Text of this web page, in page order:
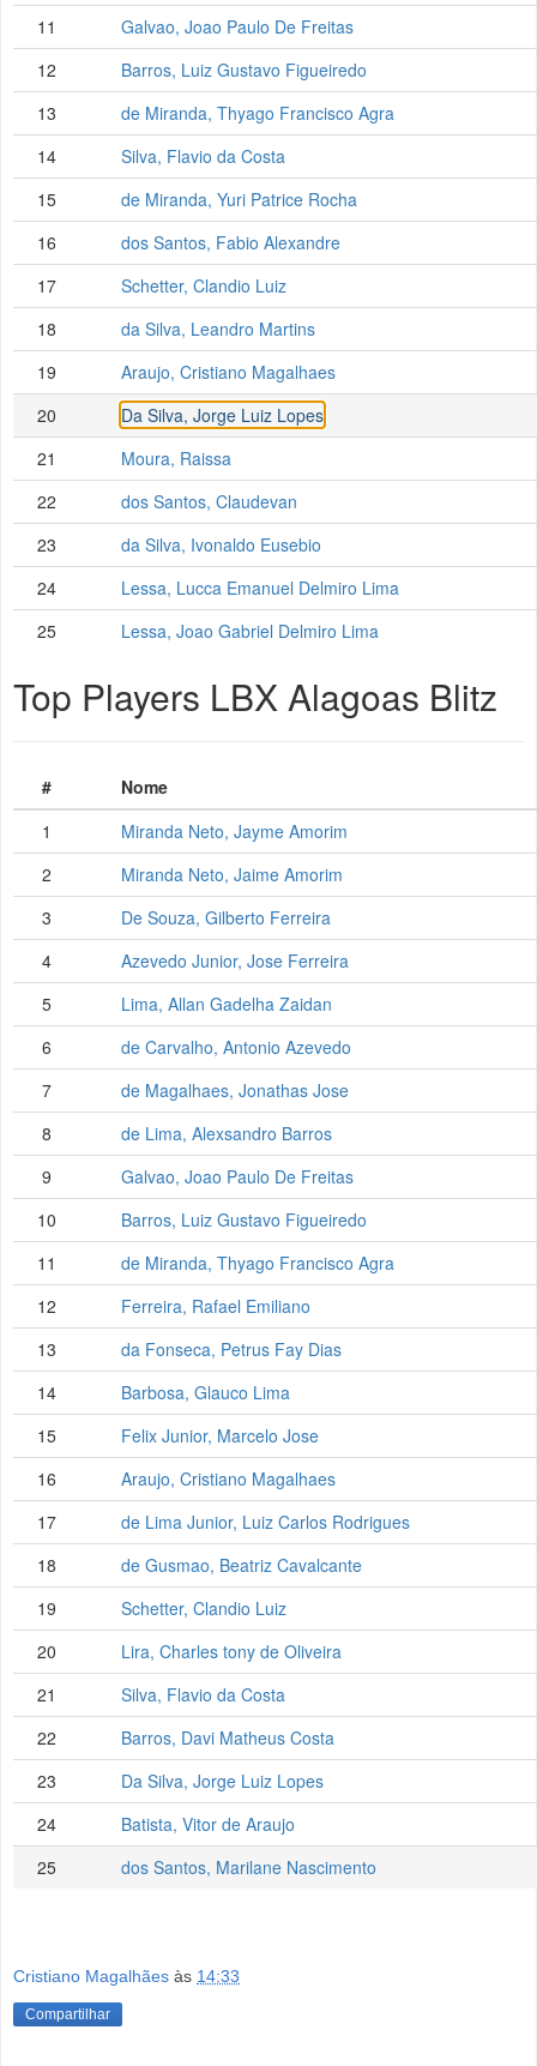
11
Galvao, Joao Paulo De Freitas
12
Barros, Luiz Gustavo Figueiredo
13
de Miranda, Thyago Francisco Agra
14
Silva, Flavio da Costa
15
de Miranda, Yuri Patrice Rocha
16
dos Santos, Fabio Alexandre
17
Schetter, Clandio Luiz
18
da Silva, Leandro Martins
19
Araujo, Cristiano Magalhaes
20
Da Silva, Jorge Luiz Lopes
21
Moura, Raissa
22
dos Santos, Claudevan
23
da Silva, Ivonaldo Eusebio
24
Lessa, Lucca Emanuel Delmiro Lima
25
Lessa, Joao Gabriel Delmiro Lima
Top Players LBX Alagoas Blitz
#
Nome
1
Miranda Neto, Jayme Amorim
2
Miranda Neto, Jaime Amorim
3
De Souza, Gilberto Ferreira
4
Azevedo Junior, Jose Ferreira
5
Lima, Allan Gadelha Zaidan
6
de Carvalho, Antonio Azevedo
7
de Magalhaes, Jonathas Jose
8
de Lima, Alexsandro Barros
9
Galvao, Joao Paulo De Freitas
10
Barros, Luiz Gustavo Figueiredo
11
de Miranda, Thyago Francisco Agra
12
Ferreira, Rafael Emiliano
13
da Fonseca, Petrus Fay Dias
14
Barbosa, Glauco Lima
15
Felix Junior, Marcelo Jose
16
Araujo, Cristiano Magalhaes
17
de Lima Junior, Luiz Carlos Rodrigues
18
de Gusmao, Beatriz Cavalcante
19
Schetter, Clandio Luiz
20
Lira, Charles tony de Oliveira
21
Silva, Flavio da Costa
22
Barros, Davi Matheus Costa
23
Da Silva, Jorge Luiz Lopes
24
Batista, Vitor de Araujo
25
dos Santos, Marilane Nascimento
Cristiano Magalhães às 14:33
Compartilhar